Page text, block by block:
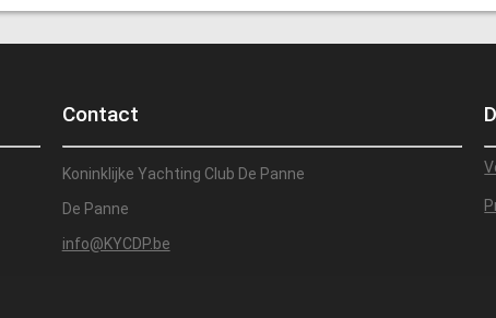
Contact
Koninklijke Yachting Club De Panne
De Panne
info@KYCDP.be